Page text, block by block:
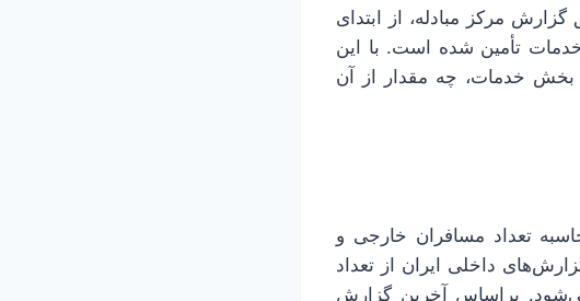
طبق گزارش مرکز مبادله، از ابتدای
دلار ارز برای بخش خدمات تأمین شده است. با این
ارز تأمین‌شده بخش خدمات، چه مقدار از آن
تعداد مسافران خارجی و
داخلی ایران از تعداد
می‌شود. براساس آخرین گزارش